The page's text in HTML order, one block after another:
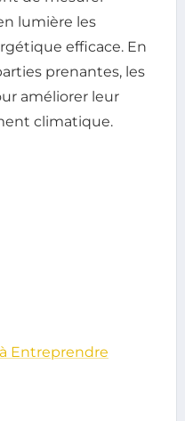
lumière les
efficace. En
prenantes, les
améliorer leur
climatique.
Entreprendre